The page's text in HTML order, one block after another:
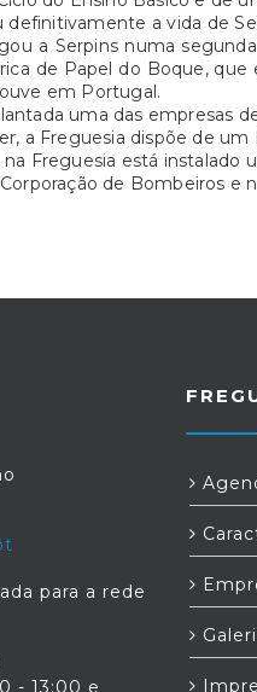
a vida de
a Serpins numa
de Papel do Boque,
em Portugal.
uma das empresas
a Freguesia dispõe de
Freguesia está instalado
de Bombeiros
para a rede
- 13:00 e